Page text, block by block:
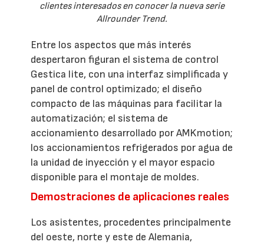
clientes interesados en conocer la nueva serie
Allrounder Trend.
Entre los aspectos que más interés
despertaron figuran el sistema de control
Gestica lite, con una interfaz simplificada y
panel de control optimizado; el diseño
compacto de las máquinas para facilitar la
automatización; el sistema de
accionamiento desarrollado por AMKmotion;
los accionamientos refrigerados por agua de
la unidad de inyección y el mayor espacio
disponible para el montaje de moldes.
Demostraciones de aplicaciones reales
Los asistentes, procedentes principalmente
del oeste, norte y este de Alemania,